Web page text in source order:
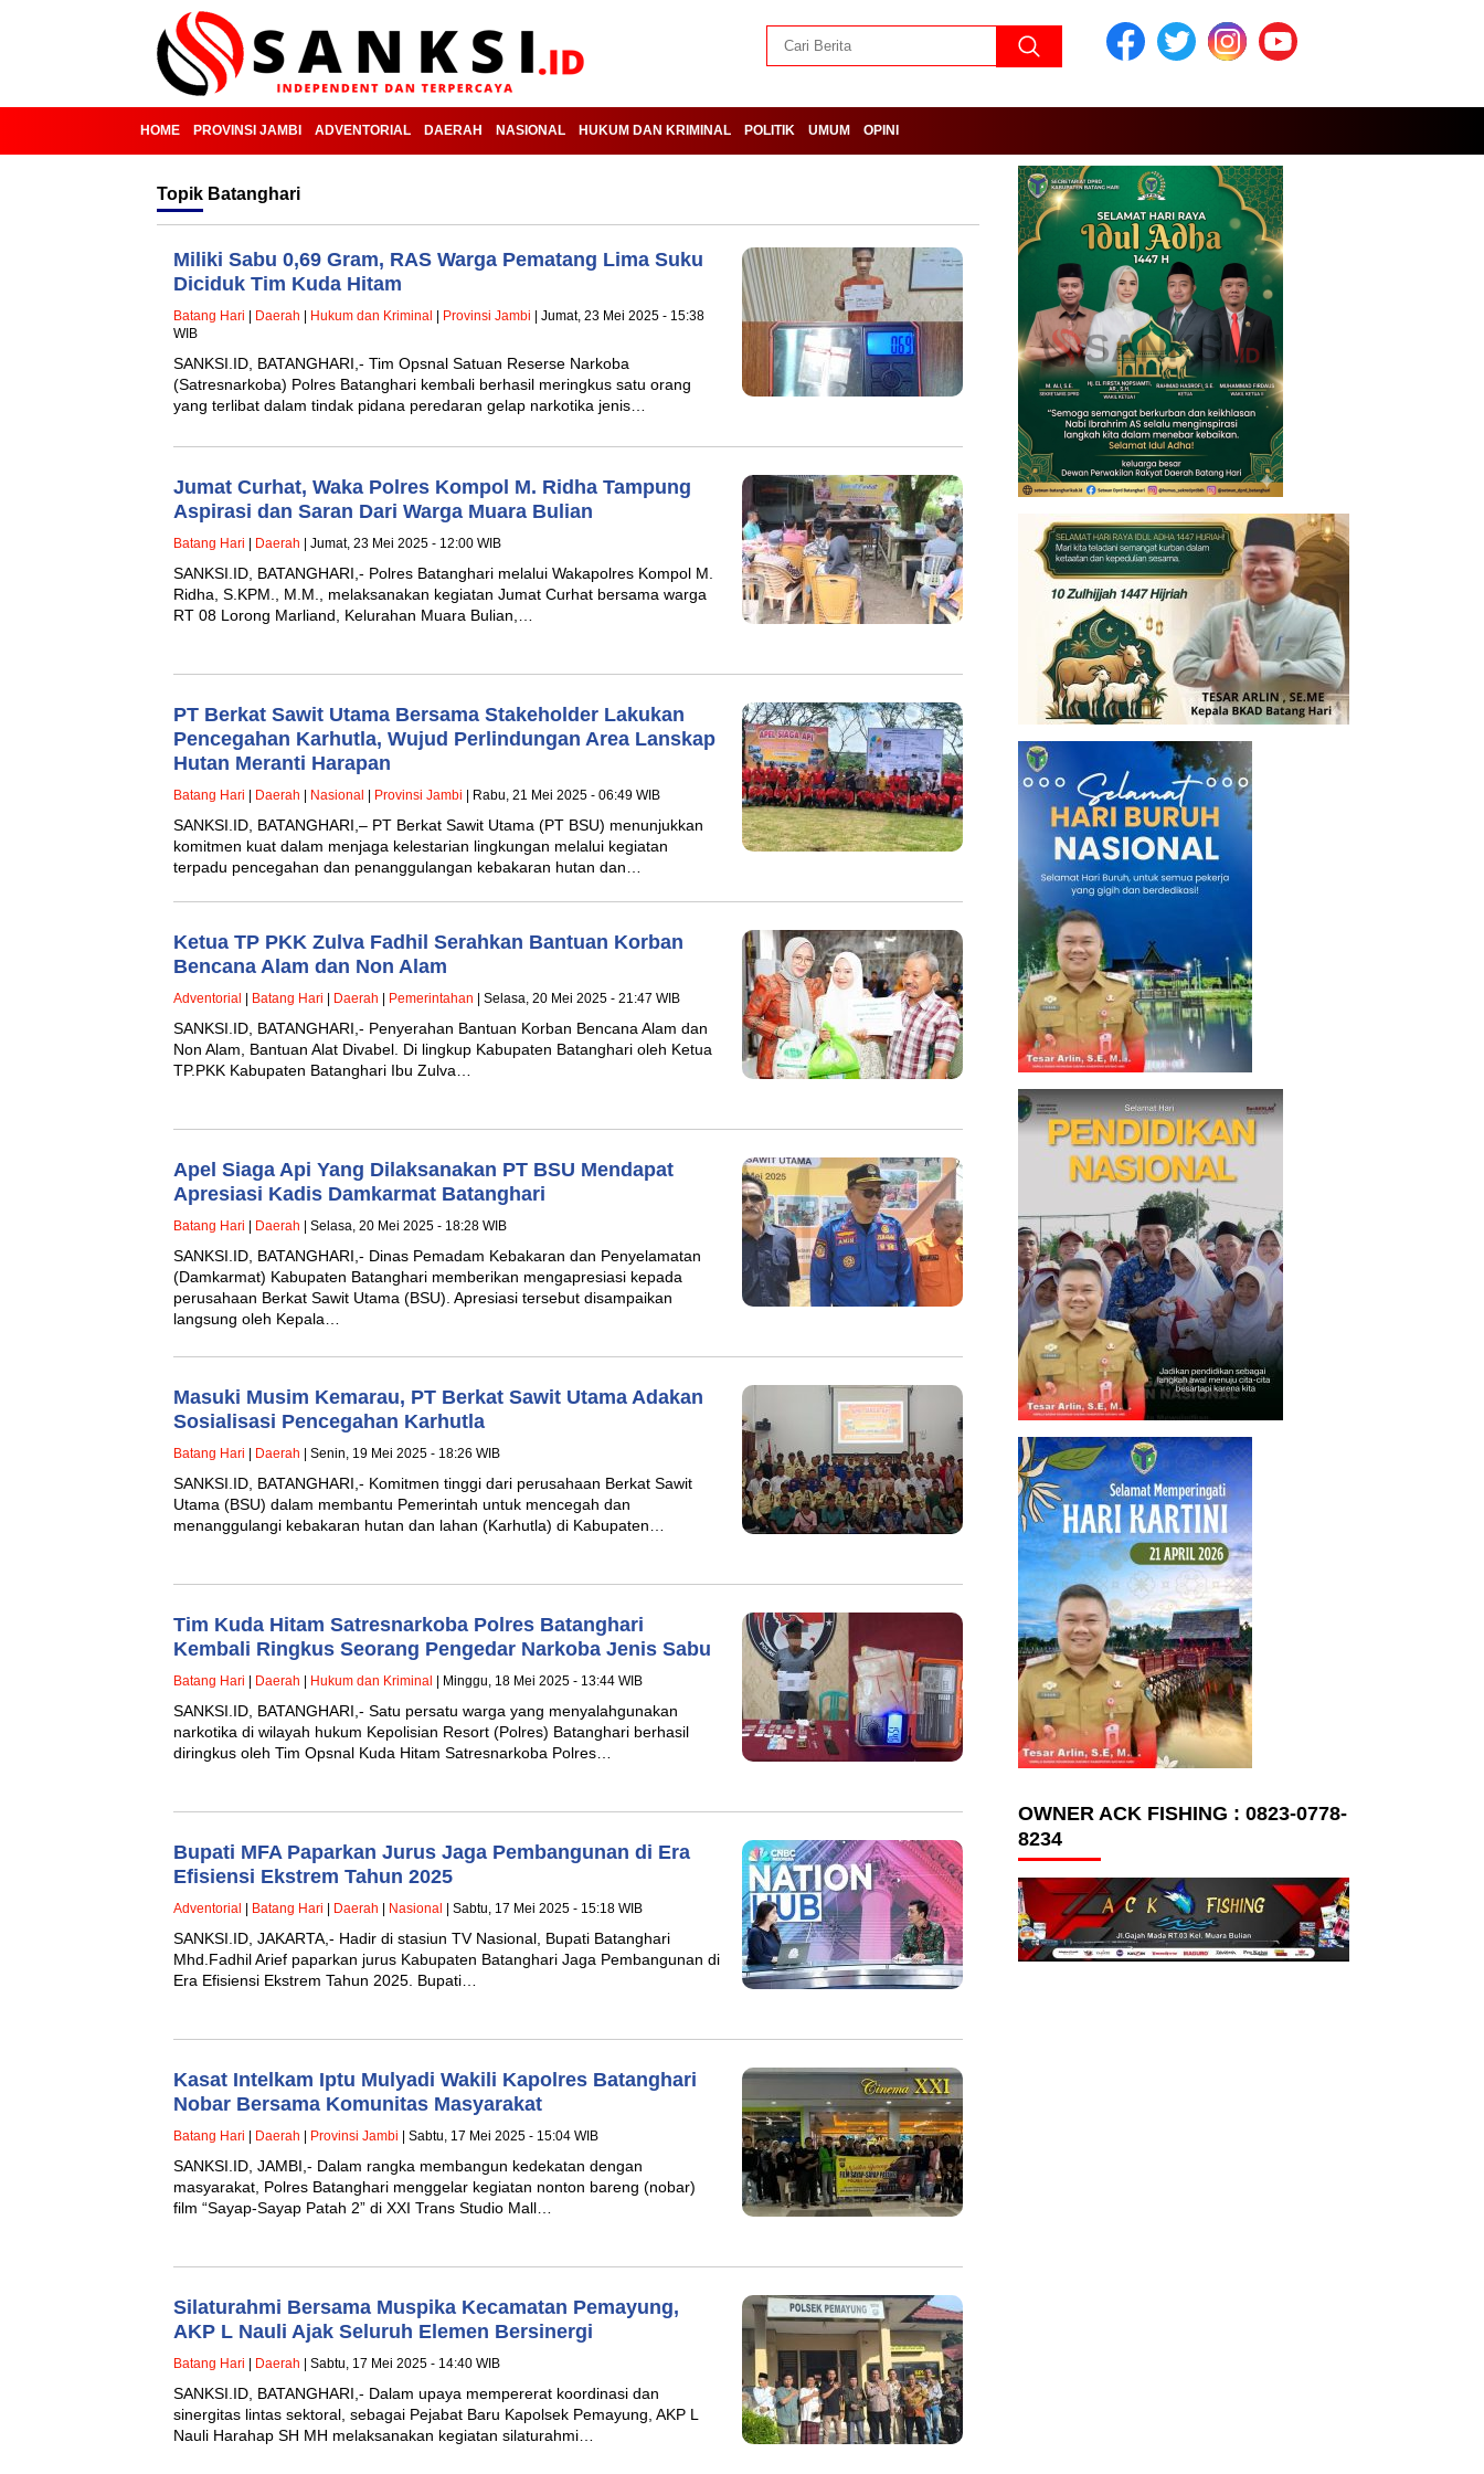
HOME PROVINSI JAMBI ADVENTORIAL DAERAH NASIONAL HUKUM DAN KRIMINAL POLITIK UMUM OPINI
Topik Batanghari
Miliki Sabu 0,69 Gram, RAS Warga Pematang Lima Suku
Diciduk Tim Kuda Hitam
Batang Hari Daerah Hukum dan Kriminal Provinsi Jambi | Jumat, 23 Mei 2025 - 15:38
WIB
SANKSI.ID, BATANGHARI,- Tim Opsnal Satuan Reserse Narkoba
(Satresnarkoba) Polres Batanghari kembali berhasil meringkus satu orang
yang terlibat dalam tindak pidana peredaran gelap narkotika jenis…
Jumat Curhat, Waka Polres Kompol M. Ridha Tampung
Aspirasi dan Saran Dari Warga Muara Bulian
Batang Hari Daerah | Jumat, 23 Mei 2025 - 12:00 WIB
SANKSI.ID, BATANGHARI,- Polres Batanghari melalui Wakapolres Kompol M.
Ridha, S.KPM., M.M., melaksanakan kegiatan Jumat Curhat bersama warga
RT 08 Lorong Marliand, Kelurahan Muara Bulian,…
PT Berkat Sawit Utama Bersama Stakeholder Lakukan
Pencegahan Karhutla, Wujud Perlindungan Area Lanskap
Hutan Meranti Harapan
Batang Hari Daerah Nasional Provinsi Jambi | Rabu, 21 Mei 2025 - 06:49 WIB
SANKSI.ID, BATANGHARI,– PT Berkat Sawit Utama (PT BSU) menunjukkan
komitmen kuat dalam menjaga kelestarian lingkungan melalui kegiatan
terpadu pencegahan dan penanggulangan kebakaran hutan dan…
Ketua TP PKK Zulva Fadhil Serahkan Bantuan Korban
Bencana Alam dan Non Alam
Adventorial Batang Hari Daerah Pemerintahan | Selasa, 20 Mei 2025 - 21:47 WIB
SANKSI.ID, BATANGHARI,- Penyerahan Bantuan Korban Bencana Alam dan
Non Alam, Bantuan Alat Divabel. Di lingkup Kabupaten Batanghari oleh Ketua
TP.PKK Kabupaten Batanghari Ibu Zulva…
Apel Siaga Api Yang Dilaksanakan PT BSU Mendapat
Apresiasi Kadis Damkarmat Batanghari
Batang Hari Daerah | Selasa, 20 Mei 2025 - 18:28 WIB
SANKSI.ID, BATANGHARI,- Dinas Pemadam Kebakaran dan Penyelamatan
(Damkarmat) Kabupaten Batanghari memberikan mengapresiasi kepada
perusahaan Berkat Sawit Utama (BSU). Apresiasi tersebut disampaikan
langsung oleh Kepala…
Masuki Musim Kemarau, PT Berkat Sawit Utama Adakan
Sosialisasi Pencegahan Karhutla
Batang Hari Daerah | Senin, 19 Mei 2025 - 18:26 WIB
SANKSI.ID, BATANGHARI,- Komitmen tinggi dari perusahaan Berkat Sawit
Utama (BSU) dalam membantu Pemerintah untuk mencegah dan
menanggulangi kebakaran hutan dan lahan (Karhutla) di Kabupaten…
Tim Kuda Hitam Satresnarkoba Polres Batanghari
Kembali Ringkus Seorang Pengedar Narkoba Jenis Sabu
Batang Hari Daerah Hukum dan Kriminal | Minggu, 18 Mei 2025 - 13:44 WIB
SANKSI.ID, BATANGHARI,- Satu persatu warga yang menyalahgunakan
narkotika di wilayah hukum Kepolisian Resort (Polres) Batanghari berhasil
diringkus oleh Tim Opsnal Kuda Hitam Satresnarkoba Polres…
Bupati MFA Paparkan Jurus Jaga Pembangunan di Era
Efisiensi Ekstrem Tahun 2025
Adventorial Batang Hari Daerah Nasional | Sabtu, 17 Mei 2025 - 15:18 WIB
SANKSI.ID, JAKARTA,- Hadir di stasiun TV Nasional, Bupati Batanghari
Mhd.Fadhil Arief paparkan jurus Kabupaten Batanghari Jaga Pembangunan di
Era Efisiensi Ekstrem Tahun 2025. Bupati…
Kasat Intelkam Iptu Mulyadi Wakili Kapolres Batanghari
Nobar Bersama Komunitas Masyarakat
Batang Hari Daerah Provinsi Jambi | Sabtu, 17 Mei 2025 - 15:04 WIB
SANKSI.ID, JAMBI,- Dalam rangka membangun kedekatan dengan
masyarakat, Polres Batanghari menggelar kegiatan nonton bareng (nobar)
film “Sayap-Sayap Patah 2” di XXI Trans Studio Mall…
Silaturahmi Bersama Muspika Kecamatan Pemayung,
AKP L Nauli Ajak Seluruh Elemen Bersinergi
Batang Hari Daerah | Sabtu, 17 Mei 2025 - 14:40 WIB
SANKSI.ID, BATANGHARI,- Dalam upaya mempererat koordinasi dan
sinergitas lintas sektoral, sebagai Pejabat Baru Kapolsek Pemayung, AKP L
Nauli Harahap SH MH melaksanakan kegiatan silaturahmi…
OWNER ACK FISHING : 0823-0778-
8234